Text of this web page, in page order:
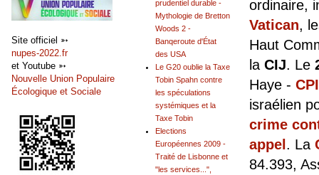
ordinaire,
Vatican,
Haut
la CIJ. Le
Haye -
israélien
crime
appel . La
84.393,
prudentiel durable -
Mythologie de Bretton
Woods 2 -
Banqeroute d'État
des USA
Le G20 oublie la Taxe
Tobin Spahn contre
les spéculations
systémiques et la
Taxe Tobin
Elections
Européennes 2009 -
Traité de Lisbonne et
"les services...",
Site officiel ➳
nupes-2022.fr
et Youtube ➳
Nouvelle Union Populaire
Écologique et Sociale